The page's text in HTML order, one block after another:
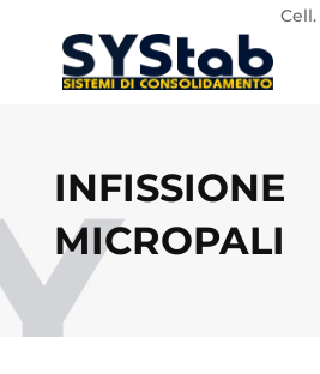
Cell.
INFISSIONE
MICROPALI